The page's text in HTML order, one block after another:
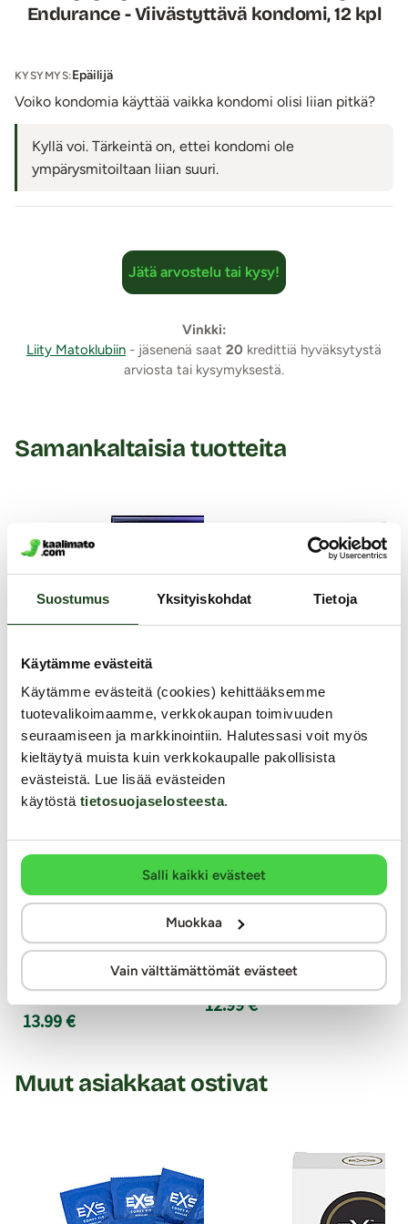
Suostumus Yksityiskohdat Tietoja
Käytämme evästeitä
Käytämme evästeitä (cookies) kehittääksemme
tuotevalikoimaamme, verkkokaupan toimivuuden
seuraamiseen ja markkinointiin. Halutessasi voit myös
kieltäytyä muista kuin verkkokaupalle pakollisista
evästeistä. Lue lisää evästeiden
käytöstä tietosuojaselosteesta.
Salli kaikki evästeet
Muokkaa
Vain välttämättömät evästeet
Endurance - Viivästyttävä kondomi, 12 kpl
KYSYMYS:Epäilijä
Voiko kondomia käyttää vaikka kondomi olisi liian pitkä?
Kyllä voi. Tärkeintä on, ettei kondomi ole
ympärysmitoiltaan liian suuri.
Jätä arvostelu tai kysy!
Vinkki:
Liity Matoklubiin - jäsenenä saat 20 kredittiä hyväksytystä
arviosta tai kysymyksestä.
Samankaltaisia tuotteita
Mutual Climax - Kondomi, 10 kpl
Kevyesti puuduttavalla liukasteella, nystyröillä ja
juomuilla varustettu Durex Mutual Climax -kondomi
on suunniteltu yhtäaikaiseen laukeamiseen, sillä se
auttaa miestä kestämään pidempään ja naista
nauttimaan enemmän!
13.99 €
Infinity X Delay -
Tämä kondomi auttaa
ja tukee pidempään kestävää
sisäpuolella oleva
bentsokaiinia 8,5%...
12.99 €
Muut asiakkaat ostivat